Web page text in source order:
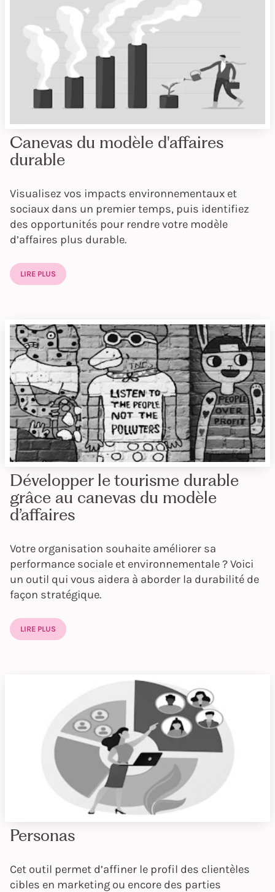
Canevas du modèle d'affaires
durable
Visualisez vos impacts environnementaux et
sociaux dans un premier temps, puis identifiez
des opportunités pour rendre votre modèle
d’affaires plus durable.
LIRE PLUS
Développer le tourisme durable
grâce au canevas du modèle
d’affaires
Votre organisation souhaite améliorer sa
performance sociale et environnementale ? Voici
un outil qui vous aidera à aborder la durabilité de
façon stratégique.
LIRE PLUS
Personas
Cet outil permet d’affiner le profil des clientèles
cibles en marketing ou encore des parties